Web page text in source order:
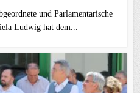
und Parlamentarische
Ludwig hat dem...